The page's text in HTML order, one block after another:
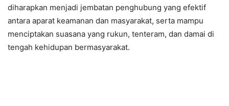
diharapkan menjadi jembatan penghubung yang efektif
antara aparat keamanan dan masyarakat, serta mampu
menciptakan suasana yang rukun, tenteram, dan damai di
tengah kehidupan bermasyarakat.